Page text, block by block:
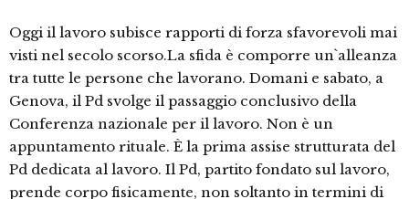
Oggi il lavoro subisce rapporti di forza sfavorevoli mai
visti nel secolo scorso.La sfida è comporre un`alleanza
tra tutte le persone che lavorano. Domani e sabato, a
Genova, il Pd svolge il passaggio conclusivo della
Conferenza nazionale per il lavoro. Non è un
appuntamento rituale. È la prima assise strutturata del
Pd dedicata al lavoro. Il Pd, partito fondato sul lavoro,
prende corpo fisicamente, non soltanto in termini di